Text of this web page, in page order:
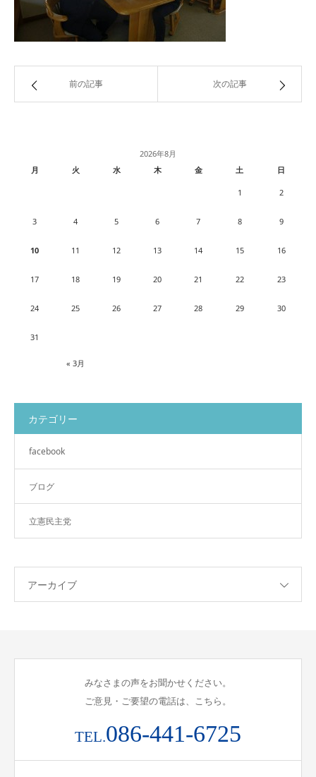
前の記事 次の記事
2026年8月
月
火 水 木 金 土 日
« 3月
1 2
3 4 5 6 7 8 9
10 11 12 13 14 15 16
17 18 19 20 21 22 23
24 25 26 27 28 29 30
31
カテゴリー
facebook
ブログ
立憲民主党
アーカイブ
みなさまの声をお聞かせください。
ご意見・ご要望の電話は、こちら。
TEL.086-441-6725